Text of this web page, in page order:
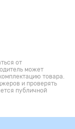
от
может
товара.
и проверять
публичной